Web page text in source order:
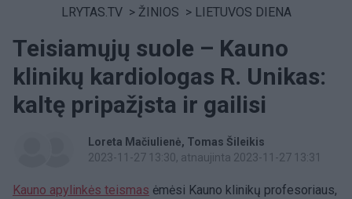
LRYTAS.TV > ŽINIOS > LIETUVOS DIENA
Teisiamųjų suole – Kauno
klinikų kardiologas R. Unikas:
kaltę pripažįsta ir gailisi
Loreta Mačiulienė Tomas Šileikis
2023-11-27 13:30, atnaujinta 2023-11-27 13:31
Kauno apylinkės teismas ėmėsi Kauno klinikų profesoriaus,